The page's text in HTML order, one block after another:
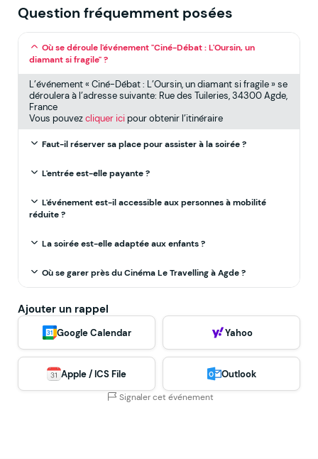
Question fréquemment posées
Où se déroule l'événement "Ciné-Débat : L'Oursin, un
diamant si fragile" ?
L’événement « Ciné-Débat : L’Oursin, un diamant si fragile » se
déroulera à l’adresse suivante: Rue des Tuileries, 34300 Agde,
France
Vous pouvezcliquer icipour obtenir l’itinéraire
Faut-il réserver sa place pour assister à la soirée ?
L'entrée est-elle payante ?
L'événement est-il accessible aux personnes à mobilité
réduite ?
La soirée est-elle adaptée aux enfants ?
Où se garer près du Cinéma Le Travelling à Agde ?
Ajouter un rappel
Google Calendar Yahoo
Apple / ICS File Outlook
Signaler cet événement